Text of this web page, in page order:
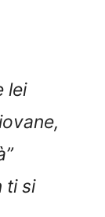
lei
ti si